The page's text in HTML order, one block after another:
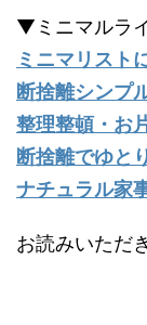
▼ミニマルラ
ミニマリスト
断捨離シンプ
整理整頓・お
断捨離でゆと
ナチュラル家
お読みいただ